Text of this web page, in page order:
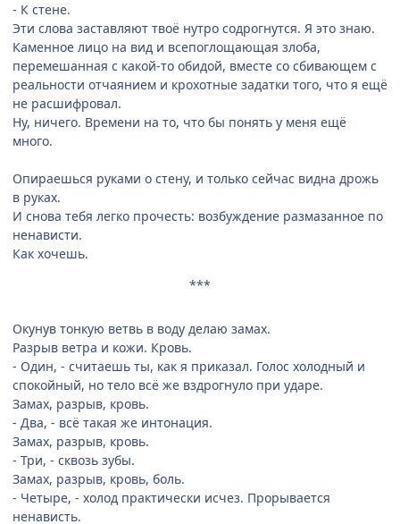
- К стене.
Эти слова заставляют твоё нутро содрогнутся. Я это знаю.
Каменное лицо на вид и всепоглощающая злоба,
перемешанная с какой-то обидой, вместе со сбивающем с
реальности отчаянием и крохотные задатки того, что я ещё
не расшифровал.
Ну, ничего. Времени на то, что бы понять у меня ещё
много.
Опираешься руками о стену, и только сейчас видна дрожь
в руках.
И снова тебя легко прочесть: возбуждение размазанное по
ненависти.
Как хочешь.
***
Окунув тонкую ветвь в воду делаю замах.
Разрыв ветра и кожи. Кровь.
- Один, - считаешь ты, как я приказал. Голос холодный и
спокойный, но тело всё же вздрогнуло при ударе.
Замах, разрыв, кровь.
- Два, - всё такая же интонация.
Замах, разрыв, кровь.
- Три, - сквозь зубы.
Замах, разрыв, кровь, боль.
- Четыре, - холод практически исчез. Прорывается
ненависть.